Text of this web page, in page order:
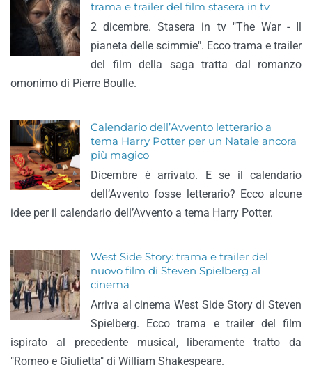
trama e trailer del film stasera in tv
2 dicembre. Stasera in tv "The War - Il
pianeta delle scimmie". Ecco trama e trailer
del film della saga tratta dal romanzo
omonimo di Pierre Boulle.
Calendario dell’Avvento letterario a
tema Harry Potter per un Natale ancora
più magico
Dicembre è arrivato. E se il calendario
dell’Avvento fosse letterario? Ecco alcune
idee per il calendario dell’Avvento a tema Harry Potter.
West Side Story: trama e trailer del
nuovo film di Steven Spielberg al
cinema
Arriva al cinema West Side Story di Steven
Spielberg. Ecco trama e trailer del film
ispirato al precedente musical, liberamente tratto da
"Romeo e Giulietta" di William Shakespeare.